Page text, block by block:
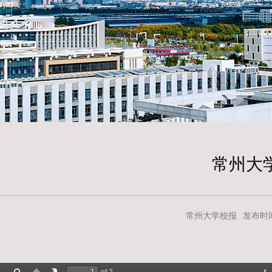
常州大
常州大学校报 发布时